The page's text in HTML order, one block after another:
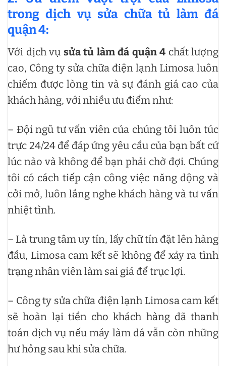
trong dịch vụ sửa chữa tủ làm đá
quận 4:
Với dịch vụ sửa tủ làm đá quận 4 chất lượng
cao, Công ty sửa chữa điện lạnh Limosa luôn
chiếm được lòng tin và sự đánh giá cao của
khách hàng, với nhiều ưu điểm như:
– Đội ngũ tư vấn viên của chúng tôi luôn túc
trực 24/24 để đáp ứng yêu cầu của bạn bất cứ
lúc nào và không để bạn phải chờ đợi. Chúng
tôi có cách tiếp cận công việc năng động và
cởi mở, luôn lắng nghe khách hàng và tư vấn
nhiệt tình.
– Là trung tâm uy tín, lấy chữ tín đặt lên hàng
đầu, Limosa cam kết sẽ không để xảy ra tình
trạng nhân viên làm sai giá để trục lợi.
– Công ty sửa chữa điện lạnh Limosa cam kết
sẽ hoàn lại tiền cho khách hàng đã thanh
toán dịch vụ nếu máy làm đá vẫn còn những
hư hỏng sau khi sửa chữa.